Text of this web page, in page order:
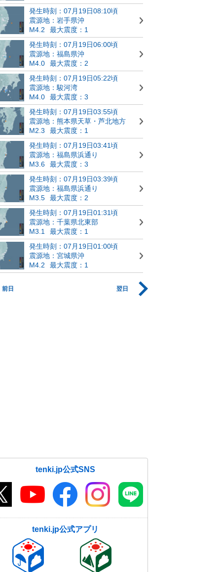
発生時刻：07月19日08:10頃
震源地：岩手県沖
M4.2
最大震度：1
発生時刻：07月19日06:00頃
震源地：福島県沖
M4.0
最大震度：2
発生時刻：07月19日05:22頃
震源地：駿河湾
M4.0
最大震度：3
発生時刻：07月19日03:55頃
震源地：熊本県天草・芦北地方
M2.3
最大震度：1
発生時刻：07月19日03:41頃
震源地：福島県浜通り
M3.6
最大震度：3
発生時刻：07月19日03:39頃
震源地：福島県浜通り
M3.5
最大震度：2
発生時刻：07月19日01:31頃
震源地：千葉県北東部
M3.1
最大震度：1
発生時刻：07月19日01:00頃
震源地：宮城県沖
M4.2
最大震度：1
前日 翌日
tenki.jp公式SNS
tenki.jp公式アプリ